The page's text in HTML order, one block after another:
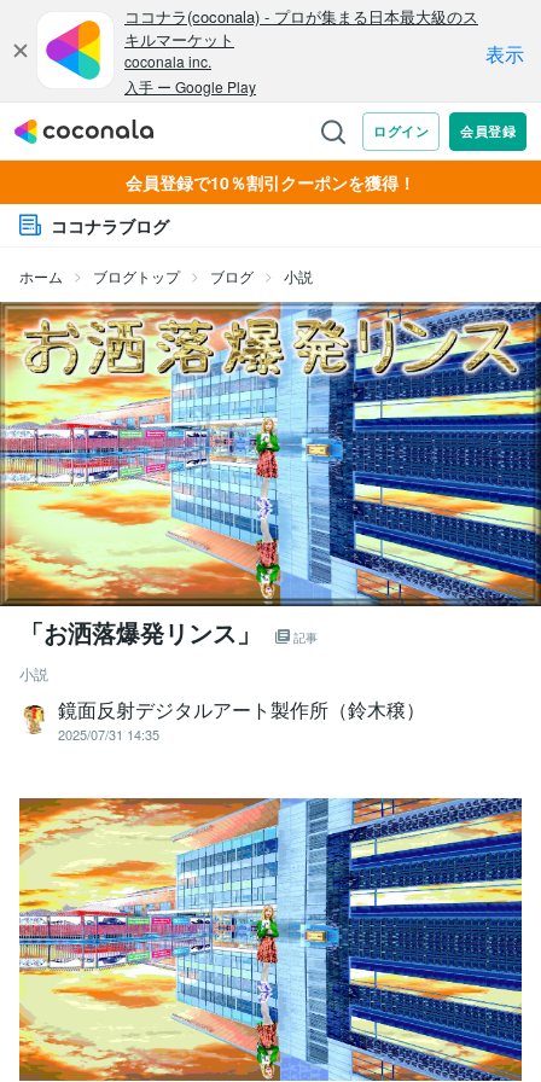
会員登録で10％割引クーポンを獲得！
ココナラブログ
ホーム ブログトップ ブログ 小説
「お洒落爆発リンス」 記事
小説
鏡面反射デジタルアート製作所（鈴木穣）
2025/07/31 14:35